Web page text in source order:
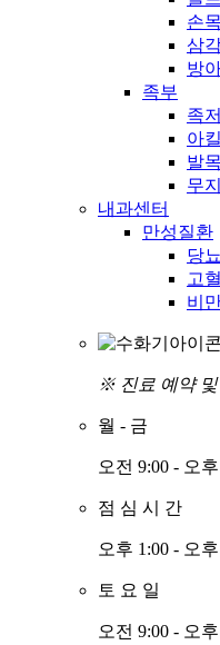
손
삼
방
족부
족
아
발
무
내과센터
만성질환
당뇨
고
비
※ 진료 예약
월 - 금
오전 9:00 - 오
점 심 시 간
오후 1:00 - 오
토 요 일
오전 9:00 - 오